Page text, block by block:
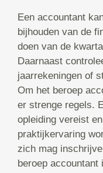
Een accountant
bijhouden van de
doen van de
Daarnaast
jaarrekeningen of
Om het beroep
er strenge regels.
opleiding vereist
praktijkervaring
zich mag
beroep